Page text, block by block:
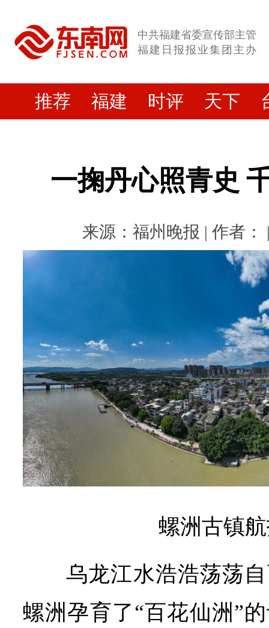
中共福建省委宣传部主管
福建日报报业集团主办
推荐 福建 时评 天下
一掬丹心照青史
来源：福州晚报 | 作者：
螺洲古镇
乌龙江水浩浩荡荡
螺洲孕育了“百花仙洲”